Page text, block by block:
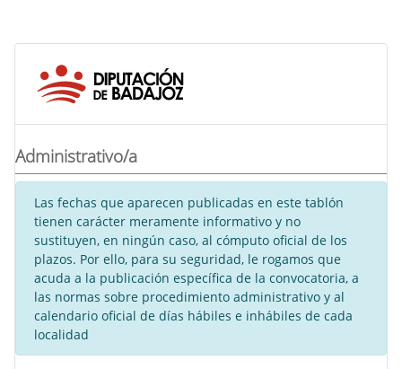
Administrativo/a
Las fechas que aparecen publicadas en este tablón
tienen carácter meramente informativo y no
sustituyen, en ningún caso, al cómputo oficial de los
plazos. Por ello, para su seguridad, le rogamos que
acuda a la publicación específica de la convocatoria, a
las normas sobre procedimiento administrativo y al
calendario oficial de días hábiles e inhábiles de cada
localidad